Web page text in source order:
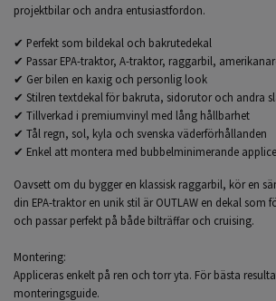
projektbilar och andra entusiastfordon.
✔ Perfekt som bildekal och bakrutedekal
✔ Passar EPA-traktor, A-traktor, raggarbil,
✔ Ger bilen en kaxig och personlig look
✔ Stilren textdekal för bakruta, sidorutor och andra
✔ Tillverkad i premiumvinyl med lång hållbarhet
✔ Tål regn, sol, kyla och svenska väderförhållanden
✔ Enkel att montera med bubbelminimerande
Oavsett om du bygger en klassisk raggarbil, kör en
din EPA-traktor en unik stil ärOUTLAW en dekal som
och passar perfekt på både bilträffar och cruising.
Montering:
Appliceras enkelt på ren och torr yta. För bästa
monteringsguide.